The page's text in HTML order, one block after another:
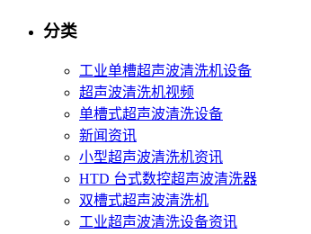
分类
工业单槽超声波清洗机设备
超声波清洗机视频
单槽式超声波清洗设备
新闻资讯
小型超声波清洗机资讯
HTD 台式数控超声波清洗器
双槽式超声波清洗机
工业超声波清洗设备资讯